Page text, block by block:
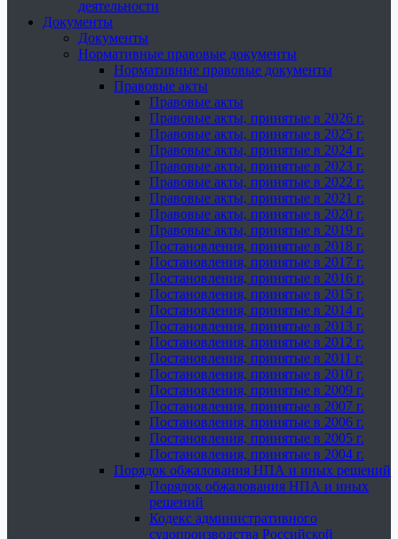
деятельности
Документы
Документы
Нормативные правовые документы
Нормативные правовые документы
Правовые акты
Правовые акты
Правовые акты, принятые в 2026 г.
Правовые акты, принятые в 2025 г.
Правовые акты, принятые в 2024 г.
Правовые акты, принятые в 2023 г.
Правовые акты, принятые в 2022 г.
Правовые акты, принятые в 2021 г.
Правовые акты, принятые в 2020 г.
Правовые акты, принятые в 2019 г.
Постановления, принятые в 2018 г.
Постановления, принятые в 2017 г.
Постановления, принятые в 2016 г.
Постановления, принятые в 2015 г.
Постановления, принятые в 2014 г.
Постановления, принятые в 2013 г.
Постановления, принятые в 2012 г.
Постановления, принятые в 2011 г.
Постановления, принятые в 2010 г.
Постановления, принятые в 2009 г.
Постановления, принятые в 2007 г.
Постановления, принятые в 2006 г.
Постановления, принятые в 2005 г.
Постановления, принятые в 2004 г.
Порядок обжалования НПА и иных решений
Порядок обжалования НПА и иных
решений
Кодекс административного
судопроизводства Российской